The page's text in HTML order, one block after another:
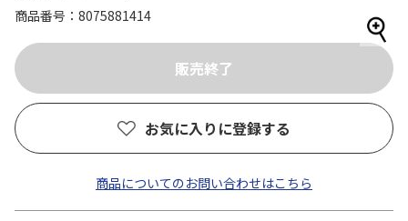
商品番号
8075881414
お気に入りに登録する
商品についてのお問い合わせはこちら